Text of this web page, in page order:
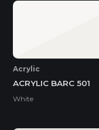
Acrylic
ACRYLIC BARC 501
White